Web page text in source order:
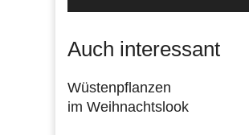
Auch interessant
Wüstenpflanzen
im Weihnachtslook